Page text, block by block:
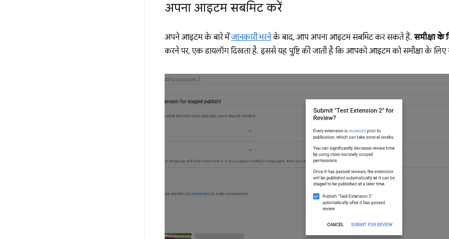
अपना आइटम सबमिट करें
अपने आइटम के बारे मेंजानकारी भरनेके बाद, आप अपना आइटम सबमिट कर सकते हैं. समीक्षा के
करने पर, एक डायलॉग दिखता है. इससे यह पुष्टि की जाती है कि आपको आइटम को समीक्षा के लिए